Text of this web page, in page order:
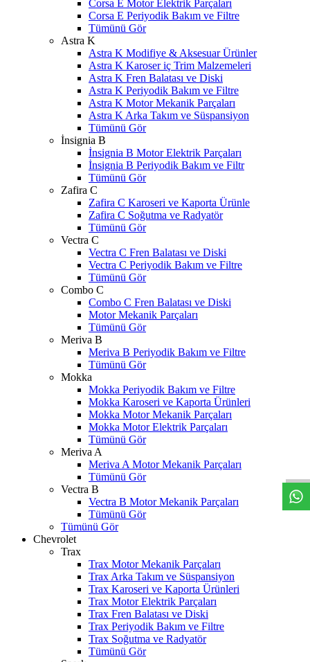
Corsa E Motor Elektrik Parçaları
Corsa E Periyodik Bakım ve Filtre
Tümünü Gör
Astra K
Astra K Modifiye & Aksesuar Ürünler
Astra K Karoser iç Trim Malzemeleri
Astra K Fren Balatası ve Diski
Astra K Periyodik Bakım ve Filtre
Astra K Motor Mekanik Parçaları
Astra K Arka Takım ve Süspansiyon
Tümünü Gör
İnsignia B
İnsignia B Motor Elektrik Parçaları
İnsignia B Periyodik Bakım ve Filtr
Tümünü Gör
Zafira C
Zafira C Karoseri ve Kaporta Ürünle
Zafira C Soğutma ve Radyatör
Tümünü Gör
Vectra C
Vectra C Fren Balatası ve Diski
Vectra C Periyodik Bakım ve Filtre
Tümünü Gör
Combo C
Combo C Fren Balatası ve Diski
Motor Mekanik Parçaları
Tümünü Gör
Meriva B
Meriva B Periyodik Bakım ve Filtre
Tümünü Gör
Mokka
Mokka Periyodik Bakım ve Filtre
Mokka Karoseri ve Kaporta Ürünleri
Mokka Motor Mekanik Parçaları
Mokka Motor Elektrik Parçaları
Tümünü Gör
Meriva A
Meriva A Motor Mekanik Parçaları
Tümünü Gör
Vectra B
Vectra B Motor Mekanik Parçaları
Tümünü Gör
Tümünü Gör
Chevrolet
Trax
Trax Motor Mekanik Parçaları
Trax Arka Takım ve Süspansiyon
Trax Karoseri ve Kaporta Ürünleri
Trax Motor Elektrik Parçaları
Trax Fren Balatası ve Diski
Trax Periyodik Bakım ve Filtre
Trax Soğutma ve Radyatör
Tümünü Gör